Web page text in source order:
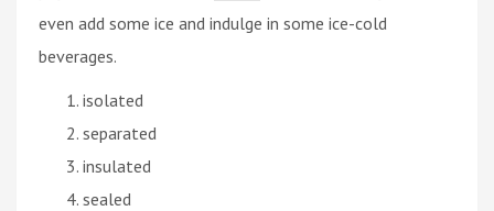
even add some ice and indulge in some ice-cold
beverages.
isolated
separated
insulated
sealed